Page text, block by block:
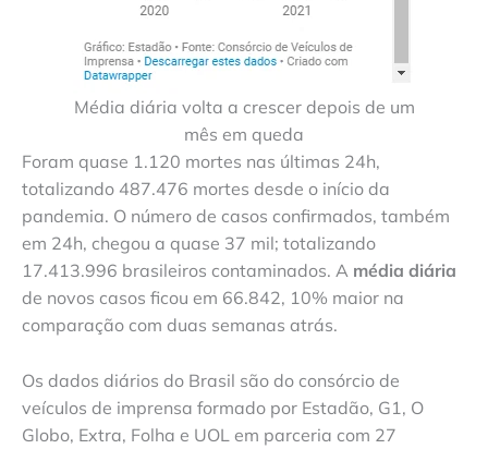
Média diária volta a crescer depois de um
mês em queda
Foram quase 1.120 mortes nas últimas 24h,
totalizando 487.476 mortes desde o início da
pandemia. O número de casos confirmados, também
em 24h, chegou a quase 37 mil; totalizando
17.413.996 brasileiros contaminados. A média diária
de novos casos ficou em 66.842, 10% maior na
comparação com duas semanas atrás.
Os dados diários do Brasil são do consórcio de
veículos de imprensa formado por Estadão, G1, O
Globo, Extra, Folha e UOL em parceria com 27